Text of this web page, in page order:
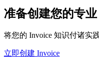
准备创建您的专业
将您的 Invoice 知识付诸实
立即创建 Invoice